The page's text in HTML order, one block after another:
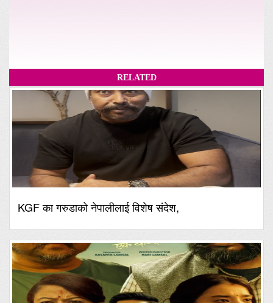
RELATED
KGF का गरुडाको नेपालीलाई विशेष संदेश,